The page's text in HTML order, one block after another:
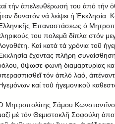
τήν ἀπελευθέρωσή του ἀπό τήν
δυνατόν νά λείψει ἡ Ἐκκλησία.
Ἐπαναστάσεως ὁ
του πολεμᾶ δίπλα στόν
Καί κατά τά χρόνια τοῦ
ἔχοντας πλήρη
ὕψωσε φωνή διαμαρτυρίας
τόν ἁπλό λαό,
καί τοΰ ἡγεμονικοῦ
Μητροπολίτης Σάμου
μέ τόν Θεμιστοκλῆ Σοφούλη